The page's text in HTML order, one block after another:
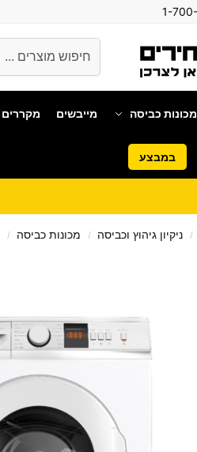
מכונות כביסה מייבשים מקררים
במבצע
/ ניקיון גיהוץ וכביסה / מכונות כביסה /